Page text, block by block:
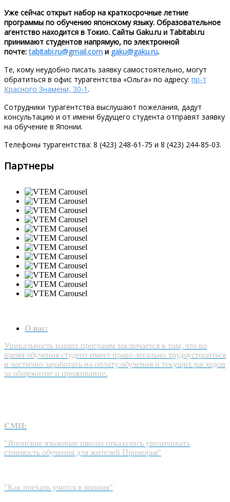
Уже сейчас открыт набор на краткосрочные летние
программы по обучению японскому языку. Образовательное
агентство находится в Токио. Сайты Gaku.ru и Tabitabi.ru
принимают студентов напрямую, по электронной
почте:tabitabi.ru@gmail.com и gaku@gaku.ru.
Те, кому неудобно писать заявку самостоятельно, могут
обратиться в офис турагентства «Ольга» по адресу: пр-т
Красного Знамени, 30-1.
Сотрудники турагентства выслушают пожелания, дадут
консультацию и от имени будущего студента отправят заявку
на обучение в Японии.
Телефоны турагентства: 8 (423) 248-61-75 и 8 (423) 244-85-03.
Партнеры
О нас:
Уникальность наших программ заключается в том, что во
время обучения студент имеет право легально трудоустроиться
и частично заработать на оплату обучения и текущих расходов
за общежитие и проживание.
СМИ:
"Японские языковые школы отказались увеличивать
стоимость обучения для жителей Приморья"
"Как поехать учится в япония"